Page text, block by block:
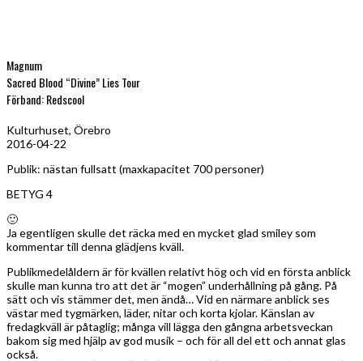
Magnum
Sacred Blood “Divine” Lies Tour
Förband: Redscool
Kulturhuset, Örebro
2016-04-22
Publik: nästan fullsatt (maxkapacitet 700 personer)
BETYG 4
🙂
Ja egentligen skulle det räcka med en mycket glad smiley som
kommentar till denna glädjens kväll.
Publikmedelåldern är för kvällen relativt hög och vid en första anblick
skulle man kunna tro att det är “mogen” underhållning på gång. På
sätt och vis stämmer det, men ändå… Vid en närmare anblick ses
västar med tygmärken, läder, nitar och korta kjolar. Känslan av
fredagkväll är påtaglig; många vill lägga den gångna arbetsveckan
bakom sig med hjälp av god musik – och för all del ett och annat glas
också.